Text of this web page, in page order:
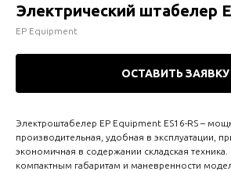
Электрический штабелер
EP Equipment
ОСТАВИТЬ ЗАЯВКУ
Электроштабелер EP Equipment ES16-RS –
производительная, удобная в эксплуатации,
экономичная в содержании складская техника.
компактным габаритам и маневренности